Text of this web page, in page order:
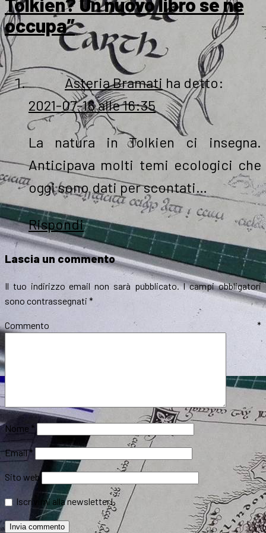
occupa”
Asteria Bramati ha detto:
2021-07-16 alle 16:35
La natura in Tolkien ci insegna.
Anticipava molti temi ecologici che
oggi sono dati per scontati…
Rispondi
Lascia un commento
Il tuo indirizzo email non sarà pubblicato. I campi obbligatori
sono contrassegnati *
Commento *
Nome *
Email*
Sito web
Iscrivimi alla newsletter!